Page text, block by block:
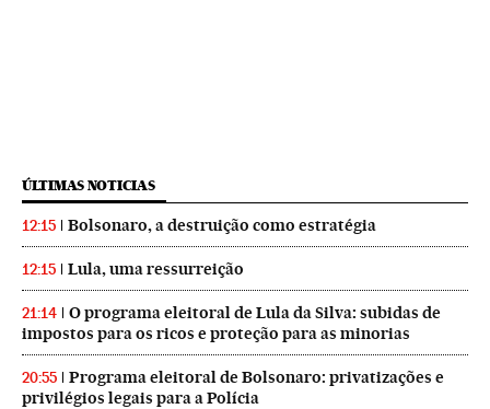
ÚLTIMAS NOTICIAS
12:15 Bolsonaro, a destruição como estratégia
12:15 Lula, uma ressurreição
21:14
O programa eleitoral de Lula da Silva: subidas de
impostos para os ricos e proteção para as minorias
20:55
Programa eleitoral de Bolsonaro: privatizações e
privilégios legais para a Polícia